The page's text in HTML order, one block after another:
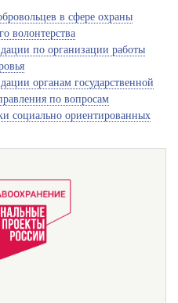
в сфере охраны
волонтерства
по организации работы
органам государственной
по вопросам
социально ориентированных